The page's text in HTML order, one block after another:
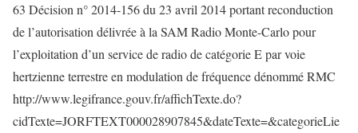
63 Décision n° 2014-156 du 23 avril 2014 portant reconduction
de l’autorisation délivrée à la SAM Radio Monte-Carlo pour
l’exploitation d’un service de radio de catégorie E par voie
hertzienne terrestre en modulation de fréquence dénommé RMC
http://www.legifrance.gouv.fr/affichTexte.do?
cidTexte=JORFTEXT000028907845&dateTexte=&categorieLie